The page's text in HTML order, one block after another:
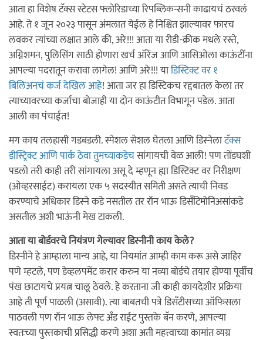
आता हा विशेष टॅक्स स्टेटस फ्लोरिडाच्या रिपब्लिकन्सनी काढायचं ठरवलं
आहे. ते १ जून २०२३ पासून अंमलात येईल हे निश्चित झाल्यावर फारच
लवकर त्यांच्या लक्षात आले की, अरे!!! आता या रीडी-क्रीक मधले रस्ते,
अग्निशमन, पुलिसिंग साठी होणारा खर्च ऑरेंज आणि आसिओला काऊंटींना
आपल्या पदरातून करावा लागेल! आणि अरे!!! याडिस्टिक्ट वर १
बिलिअनचं कर्ज देखिल आहे! आता जर हा डिस्टिकच रद्दबातल केला तर
त्याच्यावरच्या कर्जाचा बोजाही या दोन काऊंटीत विभागून पडेल. आता
आली का पंचाईत!
मग काय तलहासी गडबडली. स्पेशल सेशल घेतला आणि डिस्नेलाटॅक्स
डीस्ट्रिक्ट आणि पार्क ठेवा तुमच्याकडेचसांगायची वेळ आली! पण तोंडघशी
पडलो तरी काही तरी सांगायला असू दे म्हणून ह्या डिस्टिक्ट वर निरीक्षण
(ओव्हरसाईट) करायला एक ५ सदस्यीत समिती असते त्याची निवड
करण्याचे अधिकार डिस्ने कडे नसतील तर रॉन भाऊ डिसँटिमोनिअसांकडे
असतील अशी भाऊंनी मेख टाकली.
आता या बोर्डवरचे नियंत्रण गेल्यावर डिस्नीनी काय केले?
डिस्नीने हे आम्हाला मान्य आहे, या नियमांत आम्ही काम करू असे जाहिर
पणे म्हटले, पण डेव्हलपमेंट करार करुन या नव्या बोर्डचे तयार होण्या पूर्वीच
पंख छाटायचे प्रयत्न चालू ठेवले. हे करताना जी काही कायदेशीर प्रक्रिया
आहे ती पूर्ण पाळली (असावी). त्या बाबतची पत्रे डिसँटीसच्या ऑफिसला
पाठवली पण रॉन भाऊ लेफ्ट अँड राईट पुस्तके बॅन करणे, आपल्या
स्वतःच्या पुस्तकाची प्रसिद्धी करणे अशा अती महत्त्वाच्या कामांत व्यग्र